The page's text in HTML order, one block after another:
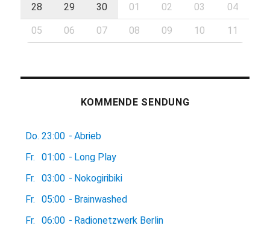
28 29 30 01 02 03 04
05 06 07 08 09 10 11
KOMMENDE SENDUNG
Do. 23:00 - Abrieb
Fr.
01:00 - Long Play
Fr.
03:00 - Nokogiribiki
Fr.
05:00 - Brainwashed
Fr.
06:00 - Radionetzwerk Berlin